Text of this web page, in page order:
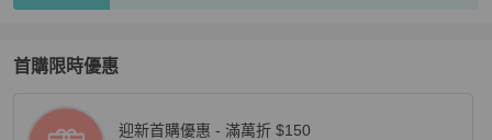
首購限時優惠
迎新首購優惠 - 滿萬折 $150